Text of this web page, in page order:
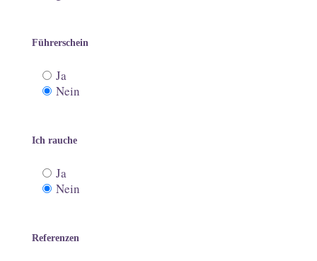
Führerschein
Ja
Nein
Ich rauche
Ja
Nein
Referenzen